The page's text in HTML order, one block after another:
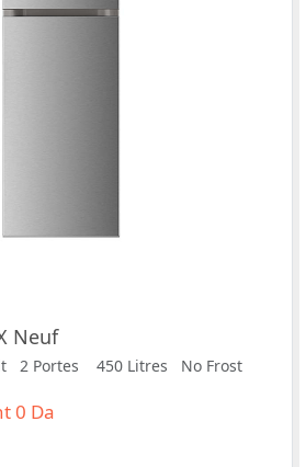
Neuf
2 Portes 450 Litres No Frost
0 Da